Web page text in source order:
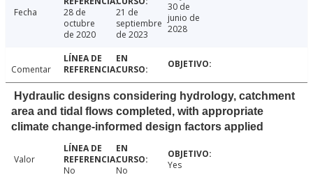
Fecha
28 de
octubre
de 2020
21 de
septiembre
de 2023
30 de
junio de
2028
Comentar
Hydraulic designs considering hydrology, catchment
area and tidal flows completed, with appropriate
climate change-informed design factors applied
Valor
No
No Yes